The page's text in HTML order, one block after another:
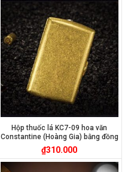
Hộp thuốc lá KC7-09 hoa văn
Constantine (Hoàng Gia) bằng đồng
₫310.000